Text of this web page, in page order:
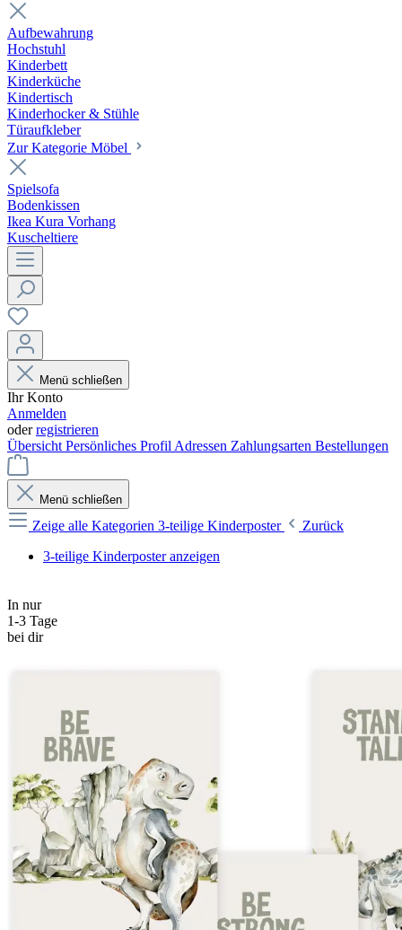
Aufbewahrung
Hochstuhl
Kinderbett
Kinderküche
Kindertisch
Kinderhocker & Stühle
Türaufkleber
Zur Kategorie Möbel
Spielsofa
Bodenkissen
Ikea Kura Vorhang
Kuscheltiere
Menü schließen
Ihr Konto
Anmelden
oderregistrieren
Übersicht Persönliches Profil Adressen Zahlungsarten Bestellungen
Menü schließen
Zeige alle Kategorien 3-teilige Kinderposter
Zurück
3-teilige Kinderposter anzeigen
In nur
1-3 Tage
bei dir